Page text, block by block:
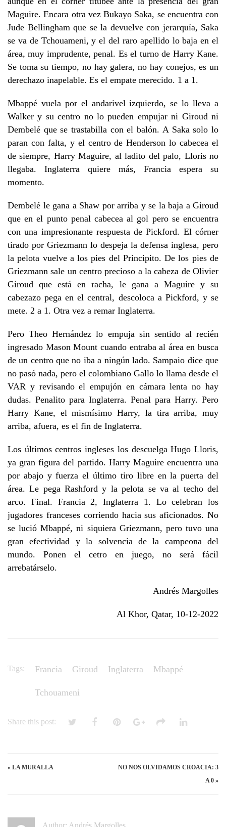
Maguire. Encara otra vez Bukayo Saka, se encuentra con
Jude Bellingham que se la devuelve con jerarquía, Saka
se va de Tchouameni, y el del raro apellido lo baja en el
área, muy imprudente, penal. Es el turno de Harry Kane.
Se toma su tiempo, no hay galera, no hay conejos, es un
derechazo inapelable. Es el empate merecido. 1 a 1.
Mbappé vuela por el andarivel izquierdo, se lo lleva a
Walker y su centro no lo pueden empujar ni Giroud ni
Dembelé que se trastabilla con el balón. A Saka solo lo
paran con falta, y el centro de Henderson lo cabecea el
de siempre, Harry Maguire, al ladito del palo, Lloris no
llegaba. Inglaterra quiere más, Francia espera su
momento.
Dembelé le gana a Shaw por arriba y se la baja a Giroud
que en el punto penal cabecea al gol pero se encuentra
con una impresionante respuesta de Pickford. El córner
tirado por Griezmann lo despeja la defensa inglesa, pero
la pelota vuelve a los pies del Principito. De los pies de
Griezmann sale un centro precioso a la cabeza de Olivier
Giroud que está en racha, le gana a Maguire y su
cabezazo pega en el central, descoloca a Pickford, y se
mete. 2 a 1. Otra vez a remar Inglaterra.
Pero Theo Hernández lo empuja sin sentido al recién
ingresado Mason Mount cuando entraba al área en busca
de un centro que no iba a ningún lado. Sampaio dice que
no pasó nada, pero el colombiano Gallo lo llama desde el
VAR y revisando el empujón en cámara lenta no hay
dudas. Penalito para Inglaterra. Penal para Harry. Pero
Harry Kane, el mismísimo Harry, la tira arriba, muy
arriba, afuera, es el fin de Inglaterra.
Los últimos centros ingleses los descuelga Hugo Lloris,
ya gran figura del partido. Harry Maguire encuentra una
por abajo y fuerza el último tiro libre en la puerta del
área. Le pega Rashford y la pelota se va al techo del
arco. Final. Francia 2, Inglaterra 1. Lo celebran los
jugadores franceses corriendo hacia sus aficionados. No
se lució Mbappé, ni siquiera Griezmann, pero tuvo una
gran efectividad y la solvencia de la campeona del
mundo. Ponen el cetro en juego, no será fácil
arrebatárselo.
Andrés Margolles
Al Khor, Qatar, 10-12-2022
Tags: Francia Giroud Inglaterra Mbappé
Tchouameni
Share this post:
« LA MURALLA
NO NOS OLVIDAMOS CROACIA: 3
A 0 »